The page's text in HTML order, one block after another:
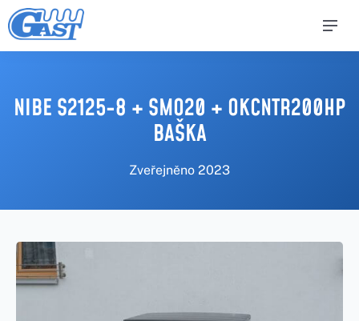
NIBE S2125-8 + SMO20 + OKCNTR200HP
BAŠKA
Zveřejněno 2023